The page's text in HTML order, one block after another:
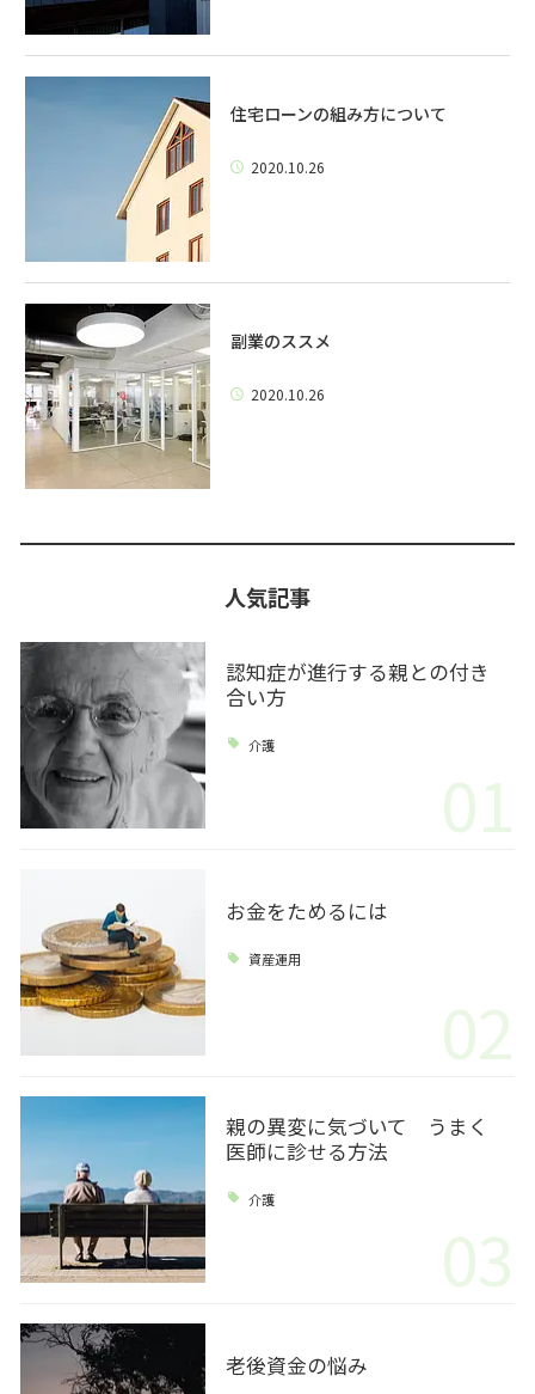
住宅ローンの組み方について
2020.10.26
副業のススメ
2020.10.26
人気記事
認知症が進行する親との付き
合い方
介護
01
お金をためるには
資産運用
02
親の異変に気づいて うまく
医師に診せる方法
介護
03
老後資金の悩み